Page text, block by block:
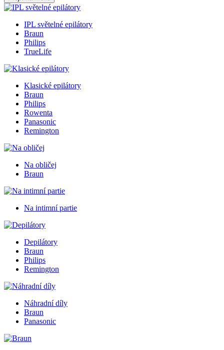
IPL světelné epilátory
Braun
Philips
TrueLife
Klasické epilátory
Braun
Philips
Rowenta
Panasonic
Remington
Na obličej
Braun
Na intimní partie
Depilátory
Braun
Philips
Remington
Náhradní díly
Braun
Panasonic